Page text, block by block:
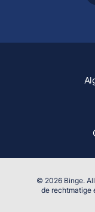
© 2026 Binge.
de rechtmatige